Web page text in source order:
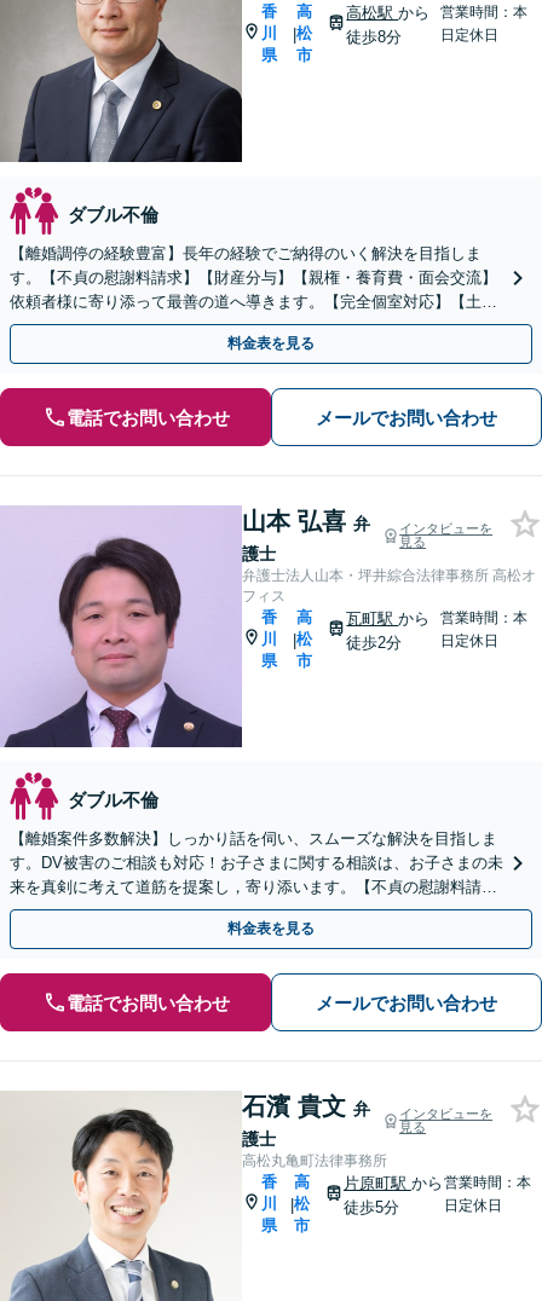
香
川
県
|
高
松
市
高松駅から
徒歩8分
営業時間：本
日定休日
ダブル不倫
【離婚調停の経験豊富】長年の経験でご納得のいく解決を目指しま
す。【不貞の慰謝料請求】【財産分与】【親権・養育費・面会交流】
依頼者様に寄り添って最善の道へ導きます。【完全個室対応】【土日
祝・夜間相談可】
料金表を見る
電話でお問い合わせ メールでお問い合わせ
山本 弘喜 弁
護士
インタビューを
見る
弁護士法人山本・坪井綜合法律事務所 高松オ
フィス
香
川
県
|
高
松
市
瓦町駅から
徒歩2分
営業時間：本
日定休日
ダブル不倫
【離婚案件多数解決】しっかり話を伺い、スムーズな解決を目指しま
す。DV被害のご相談も対応！お子さまに関する相談は、お子さまの未
来を真剣に考えて道筋を提案し，寄り添います。【不貞の慰謝料請
求】相手の動きを予測しながら最善の解決を模索します。
料金表を見る
電話でお問い合わせ メールでお問い合わせ
石濱 貴文 弁
護士
インタビューを
見る
高松丸亀町法律事務所
香
川
県
|
高
松
市
片原町駅 から
徒歩5分
営業時間：本
日定休日